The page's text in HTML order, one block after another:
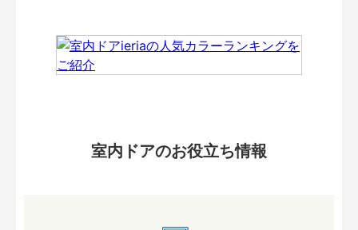
室内ドアのお役立ち情報